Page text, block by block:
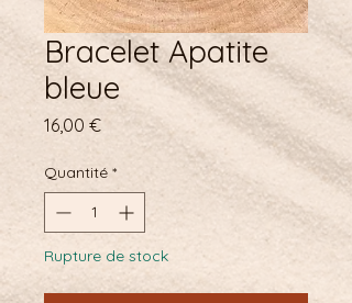
Bracelet Apatite
bleue
16,00 €Prix
Quantité *
Rupture de stock